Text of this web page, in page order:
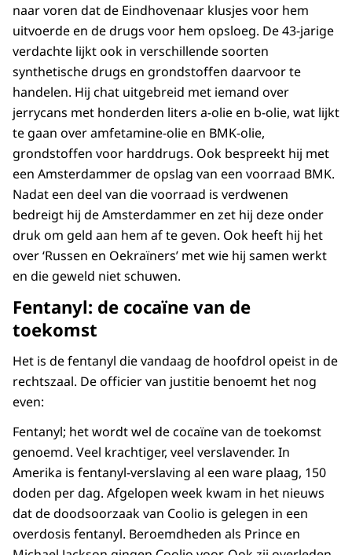
naar voren dat de Eindhovenaar klusjes voor hem
uitvoerde en de drugs voor hem opsloeg. De 43-jarige
verdachte lijkt ook in verschillende soorten
synthetische drugs en grondstoffen daarvoor te
handelen. Hij chat uitgebreid met iemand over
jerrycans met honderden liters a-olie en b-olie, wat lijkt
te gaan over amfetamine-olie en BMK-olie,
grondstoffen voor harddrugs. Ook bespreekt hij met
een Amsterdammer de opslag van een voorraad BMK.
Nadat een deel van die voorraad is verdwenen
bedreigt hij de Amsterdammer en zet hij deze onder
druk om geld aan hem af te geven. Ook heeft hij het
over ‘Russen en Oekraïners’ met wie hij samen werkt
en die geweld niet schuwen.
Fentanyl: de cocaïne van de
toekomst
Het is de fentanyl die vandaag de hoofdrol opeist in de
rechtszaal. De officier van justitie benoemt het nog
even:
Fentanyl; het wordt wel de cocaïne van de toekomst
genoemd. Veel krachtiger, veel verslavender. In
Amerika is fentanyl-verslaving al een ware plaag, 150
doden per dag. Afgelopen week kwam in het nieuws
dat de doodsoorzaak van Coolio is gelegen in een
overdosis fentanyl. Beroemdheden als Prince en